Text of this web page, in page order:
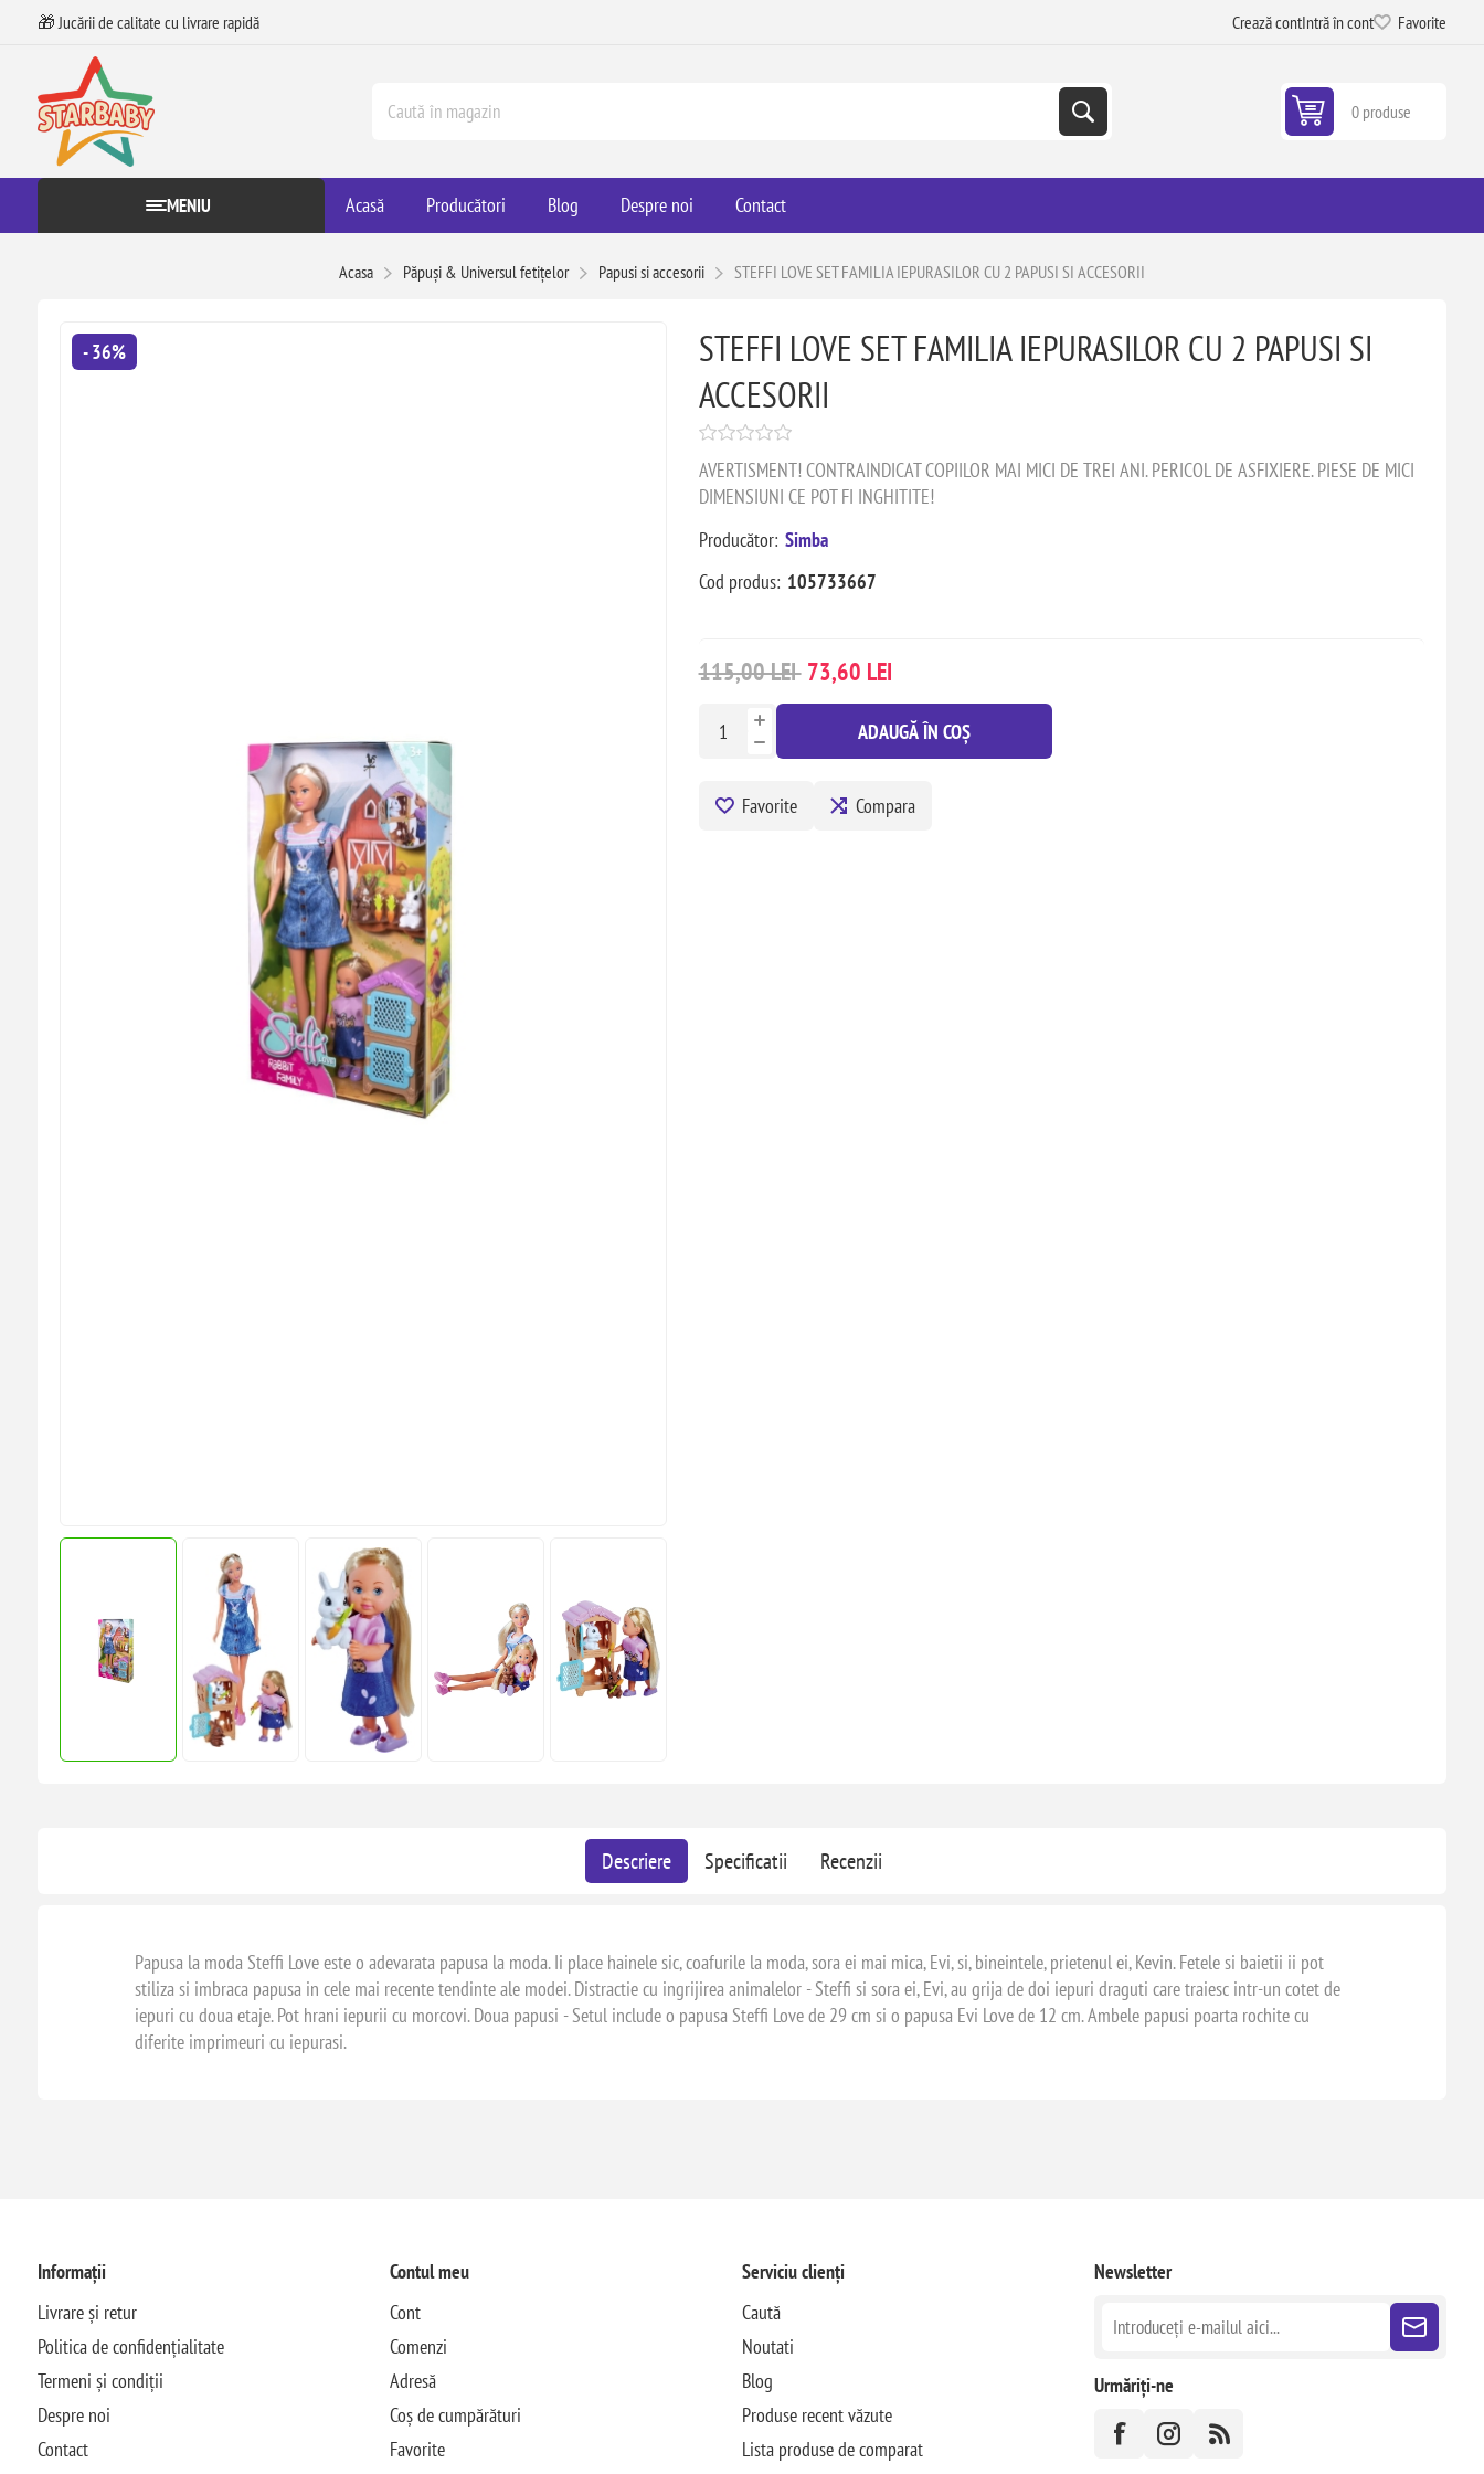
🎁 Jucării de calitate cu livrare rapidă Crează contIntră în cont Favorite
0 produse
MENIU Acasă Producători Blog Despre noi Contact
Acasa Păpuși & Universul fetițelor Papusi si accesorii STEFFI LOVE SET FAMILIA IEPURASILOR CU 2 PAPUSI SI ACCESORII
- 36%
STEFFI LOVE SET FAMILIA IEPURASILOR CU 2 PAPUSI SI
ACCESORII
AVERTISMENT! CONTRAINDICAT COPIILOR MAI MICI DE TREI ANI. PERICOL DE ASFIXIERE. PIESE DE MICI
DIMENSIUNI CE POT FI INGHITITE!
Producător: Simba
Cod produs: 105733667
115,00 LEI 73,60 LEI
ADAUGĂ ÎN COȘ
Favorite Compara
Descriere Specificatii Recenzii
Papusa la moda Steffi Love este o adevarata papusa la moda. Ii place hainele sic, coafurile la moda, sora ei mai mica, Evi, si, bineintele, prietenul ei, Kevin. Fetele si baietii ii pot
stiliza si imbraca papusa in cele mai recente tendinte ale modei. Distractie cu ingrijirea animalelor - Steffi si sora ei, Evi, au grija de doi iepuri draguti care traiesc intr-un cotet de
iepuri cu doua etaje. Pot hrani iepurii cu morcovi. Doua papusi - Setul include o papusa Steffi Love de 29 cm si o papusa Evi Love de 12 cm. Ambele papusi poarta rochite cu
diferite imprimeuri cu iepurasi.
Informații
Livrare și retur
Politica de confidențialitate
Termeni și condiții
Despre noi
Contact
Contul meu
Cont
Comenzi
Adresă
Coș de cumpărături
Favorite
Serviciu clienți
Caută
Noutati
Blog
Produse recent văzute
Lista produse de comparat
Newsletter
Urmăriți-ne